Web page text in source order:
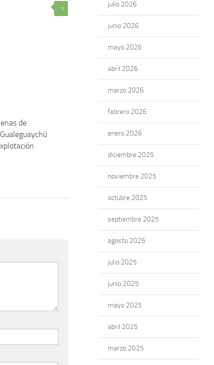
1
de
julio 2026
junio 2026
mayo 2026
abril 2026
marzo 2026
febrero 2026
enero 2026
diciembre 2025
noviembre 2025
octubre 2025
septiembre 2025
agosto 2025
julio 2025
junio 2025
mayo 2025
abril 2025
marzo 2025